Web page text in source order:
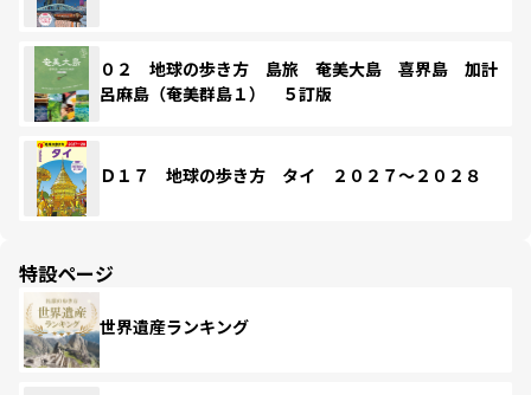
０２ 地球の歩き方 島旅 奄美大島 喜界島 加計
呂麻島（奄美群島１） ５訂版
Ｄ１７ 地球の歩き方 タイ ２０２７～２０２８
特設ページ
世界遺産ランキング